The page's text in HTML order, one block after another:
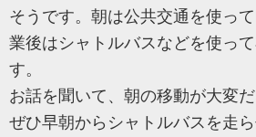
そうです。朝は公共交通を使っ
業後はシャトルバスなどを使っ
す。
お話を聞いて、朝の移動が大変だ
ぜひ早朝からシャトルバスを走